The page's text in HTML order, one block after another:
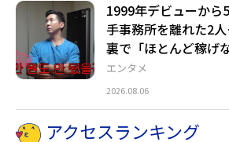
エンタメ
1999年デビューから
手事務所を離れた2
裏で「ほとんど稼げ
2026.08.06
アクセスランキング